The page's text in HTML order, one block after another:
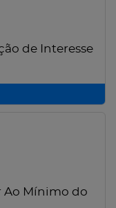
de Interesse
Ao Mínimo do